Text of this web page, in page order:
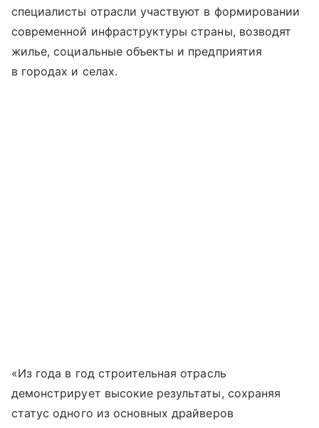
специалисты отрасли участвуют в формировании
современной инфраструктуры страны, возводят
жилье, социальные объекты и предприятия
в городах и селах.
«Из года в год строительная отрасль
демонстрирует высокие результаты, сохраняя
статус одного из основных драйверов